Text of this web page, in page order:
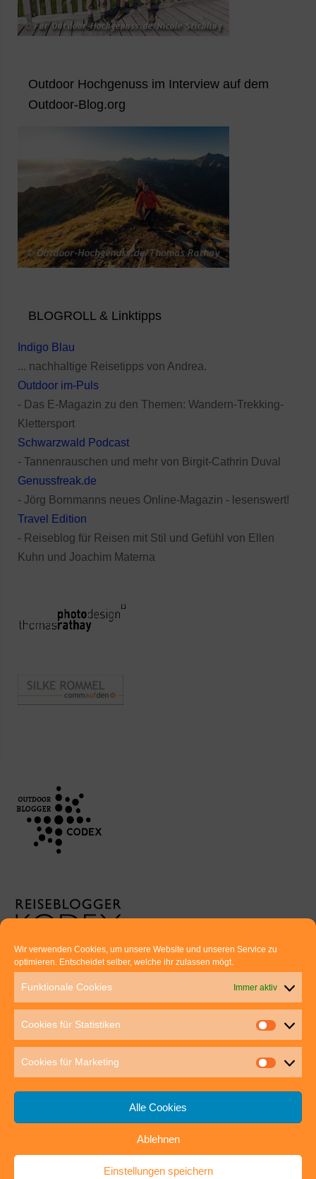
Wir verwenden Cookies, um unsere Website und unseren Service zu
optimieren. Entscheidet selber, welche ihr zulassen mögt.
Funktionale Cookies Immer aktiv
Cookies für Statistiken
Cookies für Marketing
Alle Cookies
Ablehnen
Einstellungen speichern
Outdoor Hochgenuss im Interview auf dem
Outdoor-Blog.org
BLOGROLL & Linktipps
Indigo Blau
... nachhaltige Reisetipps von Andrea.
Outdoor im-Puls
- Das E-Magazin zu den Themen: Wandern-Trekking-
Klettersport
Schwarzwald Podcast
- Tannenrauschen und mehr von Birgit-Cathrin Duval
Genussfreak.de
- Jörg Bornmanns neues Online-Magazin - lesenswert!
Travel Edition
- Reiseblog für Reisen mit Stil und Gefühl von Ellen
Kuhn und Joachim Materna
Euer direkter Draht zu uns:
Thomas Rathay und Silke Rommel
70563 Stuttgart
post@outdoor-hochgenuss.de
IMPRESSUM DATENSCHUTZ